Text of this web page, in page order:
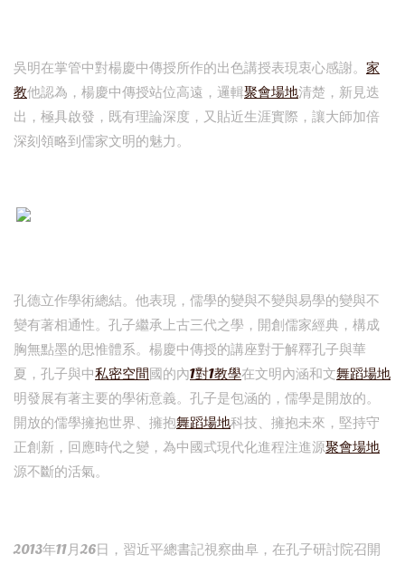
吳明在掌管中對楊慶中傳授所作的出色講授表現衷心感謝。 家
教他認為，楊慶中傳授站位高遠，邏輯聚會場地清楚，新見迭
出，極具啟發，既有理論深度，又貼近生涯實際，讓大師加倍
深刻領略到儒家文明的魅力。
孔德立作學術總結。他表現，儒學的變與不變與易學的變與不
變有著相通性。孔子繼承上古三代之學，開創儒家經典，構成
胸無點墨的思惟體系。楊慶中傳授的講座對于解釋孔子與華
夏，孔子與中私密空間國的內1對1教學在文明內涵和文舞蹈場地
明發展有著主要的學術意義。孔子是包涵的，儒學是開放的。
開放的儒學擁抱世界、擁抱舞蹈場地科技、擁抱未來，堅持守
正創新，回應時代之變，為中國式現代化進程注進源聚會場地
源不斷的活氣。
2013年11月26日，習近平總書記視察曲阜，在孔子研討院召開